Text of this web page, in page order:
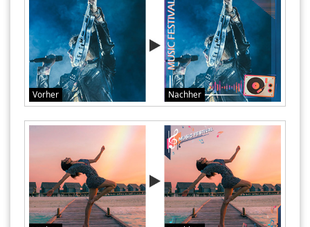
Vorher Nachher